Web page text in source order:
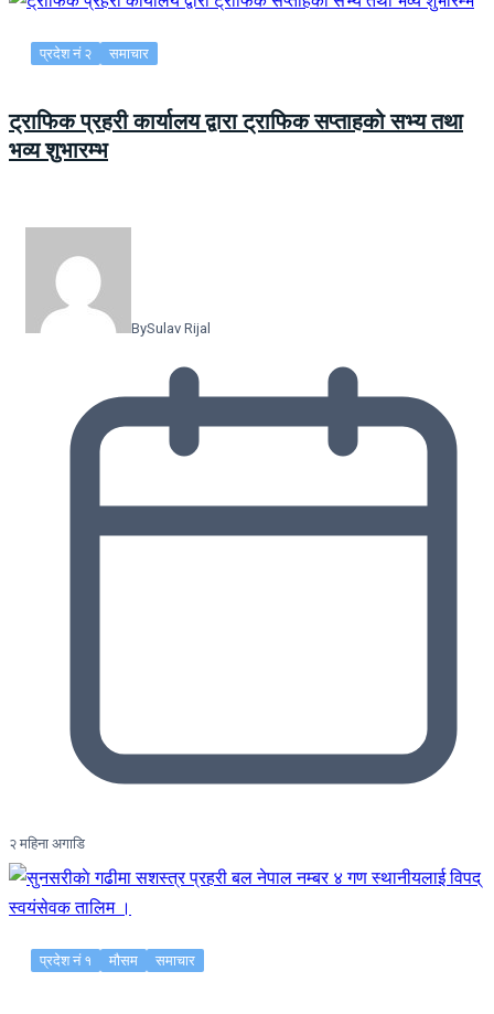
प्रदेश नं २ समाचार
ट्राफिक प्रहरी कार्यालय द्वारा ट्राफिक सप्ताहको सभ्य तथा
भव्य शुभारम्भ
BySulav Rijal
२ महिना अगाडि
प्रदेश नं १ मौसम समाचार